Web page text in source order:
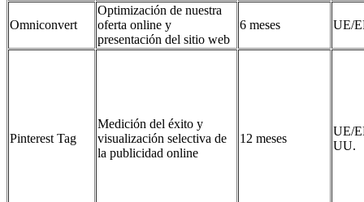
Omniconvert
Optimización de nuestra
oferta online y
presentación del sitio web
6 meses UE/
Pinterest Tag
Medición del éxito y
visualización selectiva de
la publicidad online
12 meses
UE/
UU.